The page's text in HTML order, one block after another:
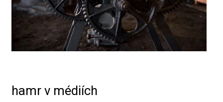
hamr v médiích